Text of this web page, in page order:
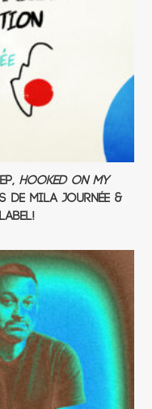
Hooked On My
de Mila Journée &
label!